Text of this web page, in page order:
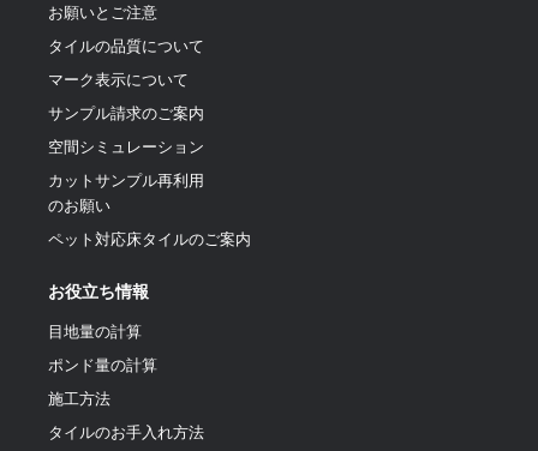
お願いとご注意
タイルの品質について
マーク表示について
サンプル請求のご案内
空間シミュレーション
カットサンプル再利用
のお願い
ペット対応床タイルのご案内
お役立ち情報
目地量の計算
ポンド量の計算
施工方法
タイルのお手入れ方法